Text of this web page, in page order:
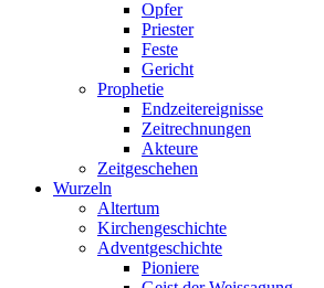
Opfer
Priester
Feste
Gericht
Prophetie
Endzeitereignisse
Zeitrechnungen
Akteure
Zeitgeschehen
Wurzeln
Altertum
Kirchengeschichte
Adventgeschichte
Pioniere